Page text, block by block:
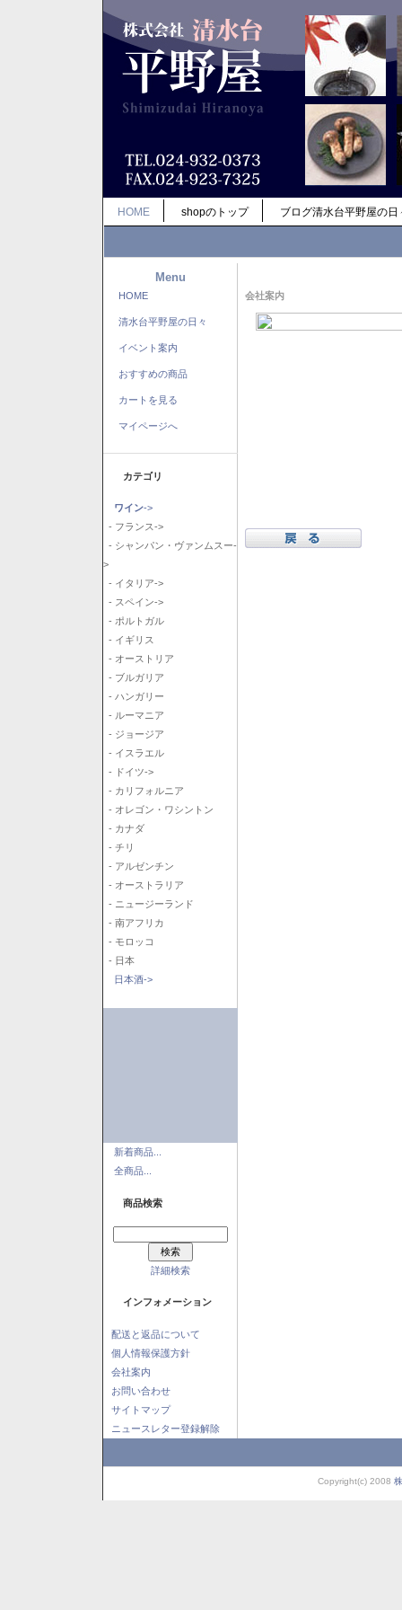
HOME shopのトップ ブログ清水台平野屋の日
Menu
HOME
清水台平野屋の日々
イベント案内
おすすめの商品
カートを見る
マイページへ
カテゴリ
ワイン->
- フランス->
- シャンパン・ヴァンムスー-
>
- イタリア->
- スペイン->
- ポルトガル
- イギリス
- オーストリア
- ブルガリア
- ハンガリー
- ルーマニア
- ジョージア
- イスラエル
- ドイツ->
- カリフォルニア
- オレゴン・ワシントン
- カナダ
- チリ
- アルゼンチン
- オーストラリア
- ニュージーランド
- 南アフリカ
- モロッコ
- 日本
日本酒->
新着商品...
全商品...
商品検索
詳細検索
インフォメーション
配送と返品について
個人情報保護方針
会社案内
お問い合わせ
サイトマップ
ニュースレター登録解除
会社案内
Copyright(c) 2008